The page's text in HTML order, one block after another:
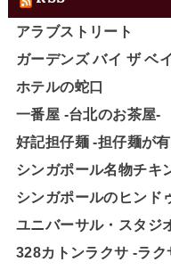
アラブストリート
ガーデンズ バイ ザ ベイ
ホテルの蛇口
一番屋 -台北のお茶屋-
好記担仔麺 -担仔麺が
シンガポール名物チキ
シンガポールのヒンド
ユニバーサル・スタジ
328カトンラクサ -ラ